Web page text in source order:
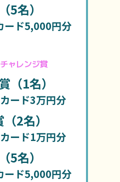
5名）
ード5,000円分
ャレンジ賞
（1名）
ード3万円分
2名）
ード1万円分
5名）
ード5,000円分